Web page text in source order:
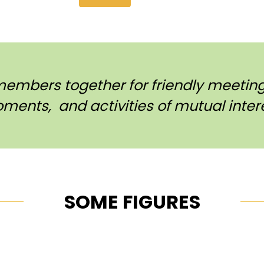
together for friendly
and activities of mutual
SOME FIGURES